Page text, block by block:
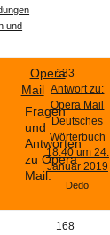
und
Opera
Mail
Fragen
und
Antworten
zu Opera
Mail.
133
Antwort zu:
Opera Mail
Deutsches
Wörterbuch
18:40 um 24.
Januar 2019
Dedo
168